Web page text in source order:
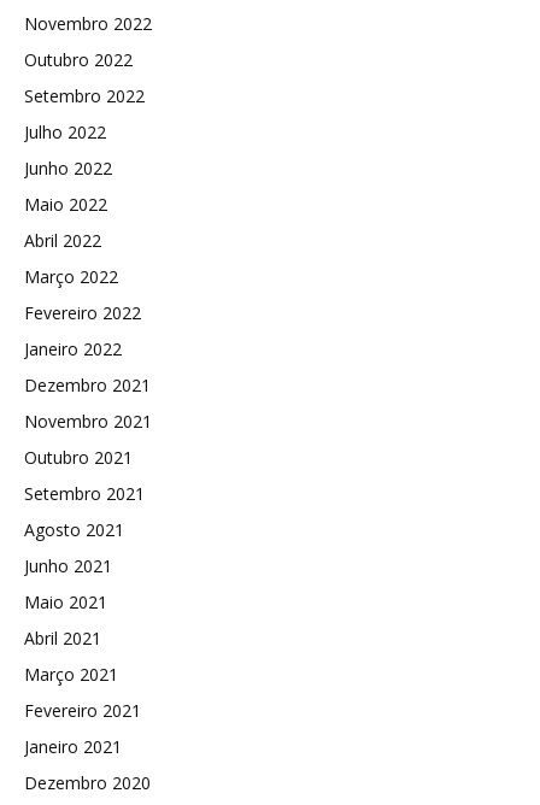
Novembro 2022
Outubro 2022
Setembro 2022
Julho 2022
Junho 2022
Maio 2022
Abril 2022
Março 2022
Fevereiro 2022
Janeiro 2022
Dezembro 2021
Novembro 2021
Outubro 2021
Setembro 2021
Agosto 2021
Junho 2021
Maio 2021
Abril 2021
Março 2021
Fevereiro 2021
Janeiro 2021
Dezembro 2020